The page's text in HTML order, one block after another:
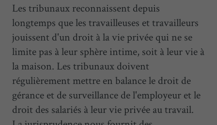
Les tribunaux reconnaissent depuis
longtemps que les travailleuses et travailleurs
jouissent d'un droit à la vie privée qui ne se
limite pas à leur sphère intime, soit à leur vie à
la maison. Les tribunaux doivent
régulièrement mettre en balance le droit de
gérance et de surveillance de l'employeur et le
droit des salariés à leur vie privée au travail.